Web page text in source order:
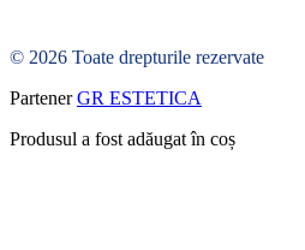
© 2026 Toate drepturile rezervate
PartenerGR ESTETICA
Produsul a fost adăugat în coș